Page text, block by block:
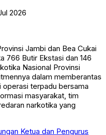
2026
Jambi dan Bea Cukai
766 Butir Ekstasi dan 146
Nasional Provinsi
dalam memberantas
operasi terpadu bersama
masyarakat, tim
narkotika yang